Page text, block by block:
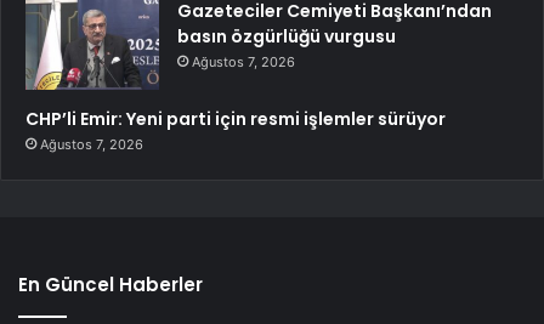
Gazeteciler Cemiyeti Başkanı’ndan
basın özgürlüğü vurgusu
Ağustos 7, 2026
CHP’li Emir: Yeni parti için resmi işlemler sürüyor
Ağustos 7, 2026
En Güncel Haberler